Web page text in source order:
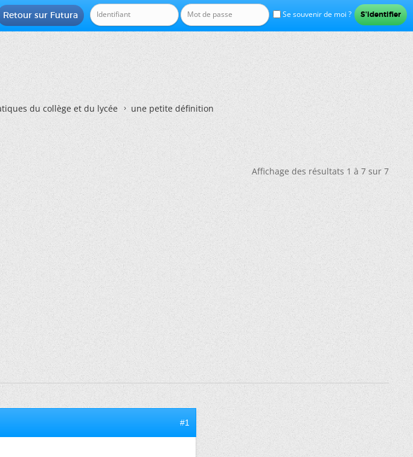
Se souvenir de moi ?
Retour sur Futura
du collège et du lycée une petite définition
Affichage des résultats 1 à 7 sur 7
#1